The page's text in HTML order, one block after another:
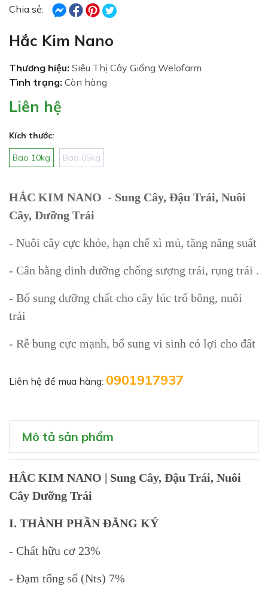
Chia sẻ:
Hắc Kim Nano
Thương hiệu: Siêu Thị Cây Giống Welofarm
Tình trạng: Còn hàng
Liên hệ
Kích thước:
Bao 10kg Bao 05kg
HẮC KIM NANO - Sung Cây, Đậu Trái, Nuôi
Cây, Dưỡng Trái
- Nuôi cây cực khỏe, hạn chế xì mủ, tăng năng suất
- Cân bằng dinh dưỡng chống sượng trái, rụng trái .
- Bổ sung dưỡng chất cho cây lúc trổ bông, nuôi
trái
- Rễ bung cực mạnh, bổ sung vi sinh có lợi cho đất
Liên hệ để mua hàng: 0901917937
Mô tả sản phẩm
HẮC KIM NANO | Sung Cây, Đậu Trái, Nuôi
Cây Dưỡng Trái
I. THÀNH PHẦN ĐĂNG KÝ
- Chất hữu cơ 23%
- Đạm tổng số (Nts) 7%